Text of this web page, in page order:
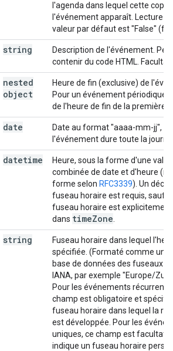
l'agenda dans lequel cette copie
l'événement apparaît. Lecture
valeur par défaut est "False"
string
Description de l'événement.
contenir du code HTML.
nested
object
Heure de fin (exclusive) de
Pour un événement périodique,
de l'heure de fin de la première
date
Date au format "aaaa-mm-jj", si
l'événement dure toute la
datetime
Heure, sous la forme d'une
combinée de date et d'heure
forme selon RFC3339). Un
fuseau horaire est requis, sauf
fuseau horaire est
dans timeZone
string
Fuseau horaire dans lequel
spécifiée. (Formaté comme un
base de données des fuseaux
IANA, par exemple "Europe/
Pour les événements
champ est obligatoire et
fuseau horaire dans lequel la
est développée. Pour les
uniques, ce champ est facultatif
indique un fuseau horaire